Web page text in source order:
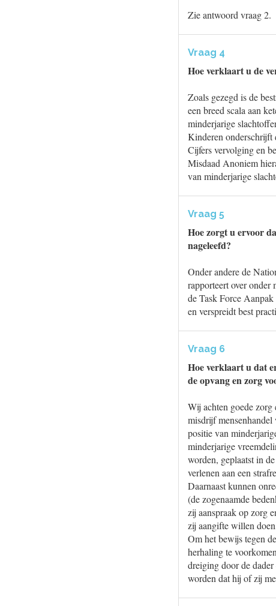
Zie antwoord vraag 2.
Vraag 4
Hoe verklaart u de
Zoals gezegd is de
een breed scala aan
minderjarige
Kinderen onderschrijft
Cijfers vervolging en
Misdaad Anoniem
van minderjarige
Vraag 5
Hoe zorgt u ervoor
nageleefd?
Onder andere de
rapporteert over onder
de Task Force
en verspreidt best
Vraag 6
Hoe verklaart u dat
de opvang en zorg
Wij achten goede zorg
misdrijf
positie van
minderjarige
worden, geplaatst in
verlenen aan een
Daarnaast kunnen
(de zogenaamde
zij aanspraak op zorg
zij aangifte willen
Om het bewijs tegen
herhaling te
dreiging door de
worden dat hij of zij